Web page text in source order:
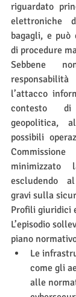
riguardato
elettroniche
bagagli, e può
di procedure
Sebbene
l’attacco
contesto di
geopolitica,
possibili
minimizzato
escludendo
gravi sulla
Profili giuridici
L’episodio
piano
Le
come gli
alle